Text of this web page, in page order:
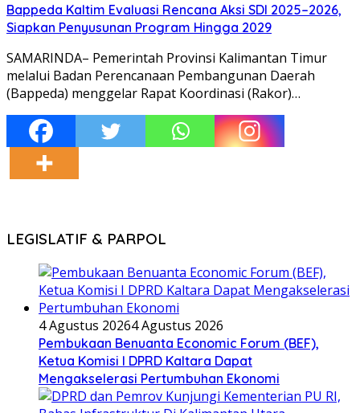
Bappeda Kaltim Evaluasi Rencana Aksi SDI 2025–2026,
Siapkan Penyusunan Program Hingga 2029
SAMARINDA– Pemerintah Provinsi Kalimantan Timur
melalui Badan Perencanaan Pembangunan Daerah
(Bappeda) menggelar Rapat Koordinasi (Rakor)…
LEGISLATIF & PARPOL
4 Agustus 20264 Agustus 2026
Pembukaan Benuanta Economic Forum (BEF),
Ketua Komisi I DPRD Kaltara Dapat
Mengakselerasi Pertumbuhan Ekonomi